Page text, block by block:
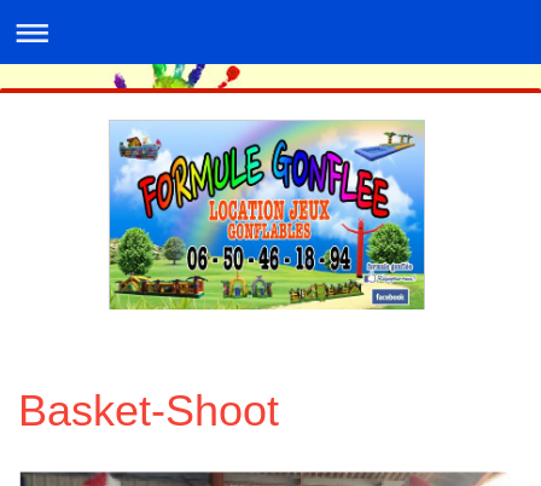
Basket-Shoot